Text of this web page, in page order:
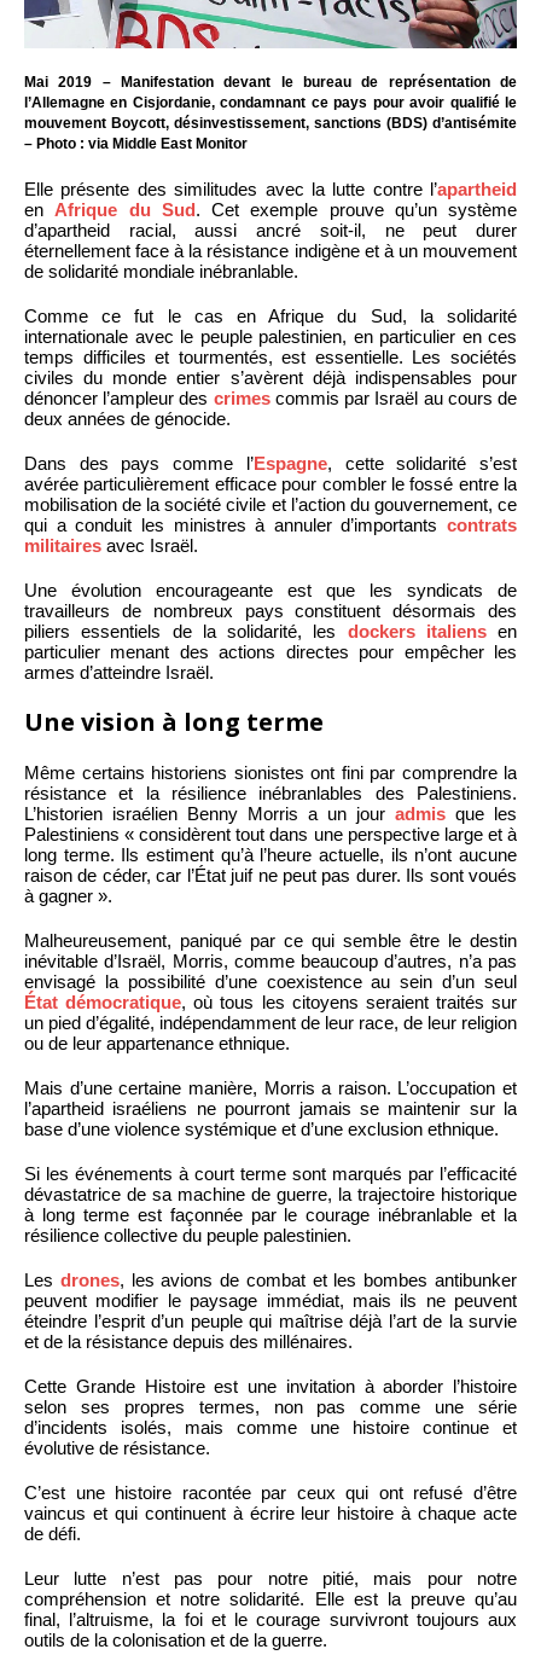
Mai 2019 – Manifestation devant le bureau de représentation de
l’Allemagne en Cisjordanie, condamnant ce pays pour avoir qualifié le
mouvement Boycott, désinvestissement, sanctions (BDS) d’antisémite
– Photo : via Middle East Monitor
Elle présente des similitudes avec la lutte contre l’apartheid
en Afrique du Sud. Cet exemple prouve qu’un système
d’apartheid racial, aussi ancré soit-il, ne peut durer
éternellement face à la résistance indigène et à un mouvement
de solidarité mondiale inébranlable.
Comme ce fut le cas en Afrique du Sud, la solidarité
internationale avec le peuple palestinien, en particulier en ces
temps difficiles et tourmentés, est essentielle. Les sociétés
civiles du monde entier s’avèrent déjà indispensables pour
dénoncer l’ampleur des crimescommis par Israël au cours de
deux années de génocide.
Dans des pays comme l’Espagne, cette solidarité s’est
avérée particulièrement efficace pour combler le fossé entre la
mobilisation de la société civile et l’action du gouvernement, ce
qui a conduit les ministres à annuler d’importants contrats
militaires avec Israël.
Une évolution encourageante est que les syndicats de
travailleurs de nombreux pays constituent désormais des
piliers essentiels de la solidarité, les dockers italiensen
particulier menant des actions directes pour empêcher les
armes d’atteindre Israël.
Une vision à long terme
Même certains historiens sionistes ont fini par comprendre la
résistance et la résilience inébranlables des Palestiniens.
L’historien israélien Benny Morris a un jour admis que les
Palestiniens « considèrent tout dans une perspective large et à
long terme. Ils estiment qu’à l’heure actuelle, ils n’ont aucune
raison de céder, car l’État juif ne peut pas durer. Ils sont voués
à gagner ».
Malheureusement, paniqué par ce qui semble être le destin
inévitable d’Israël, Morris, comme beaucoup d’autres, n’a pas
envisagé la possibilité d’une coexistence au sein d’un seul
État démocratique, où tous les citoyens seraient traités sur
un pied d’égalité, indépendamment de leur race, de leur religion
ou de leur appartenance ethnique.
Mais d’une certaine manière, Morris a raison. L’occupation et
l’apartheid israéliens ne pourront jamais se maintenir sur la
base d’une violence systémique et d’une exclusion ethnique.
Si les événements à court terme sont marqués par l’efficacité
dévastatrice de sa machine de guerre, la trajectoire historique
à long terme est façonnée par le courage inébranlable et la
résilience collective du peuple palestinien.
Les drones, les avions de combat et les bombes antibunker
peuvent modifier le paysage immédiat, mais ils ne peuvent
éteindre l’esprit d’un peuple qui maîtrise déjà l’art de la survie
et de la résistance depuis des millénaires.
Cette Grande Histoire est une invitation à aborder l’histoire
selon ses propres termes, non pas comme une série
d’incidents isolés, mais comme une histoire continue et
évolutive de résistance.
C’est une histoire racontée par ceux qui ont refusé d’être
vaincus et qui continuent à écrire leur histoire à chaque acte
de défi.
Leur lutte n’est pas pour notre pitié, mais pour notre
compréhension et notre solidarité. Elle est la preuve qu’au
final, l’altruisme, la foi et le courage survivront toujours aux
outils de la colonisation et de la guerre.